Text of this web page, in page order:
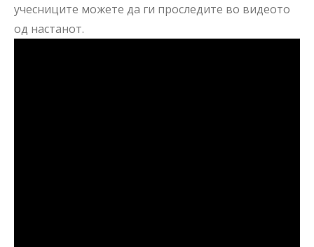
учесниците можете да ги проследите во видеото
од настанот.